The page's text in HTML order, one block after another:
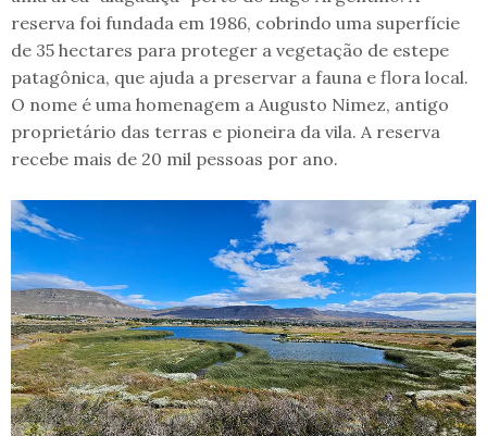
reserva foi fundada em 1986, cobrindo uma superfície
de 35 hectares para proteger a vegetação de estepe
patagônica, que ajuda a preservar a fauna e flora local.
O nome é uma homenagem a Augusto Nimez, antigo
proprietário das terras e pioneira da vila. A reserva
recebe mais de 20 mil pessoas por ano.